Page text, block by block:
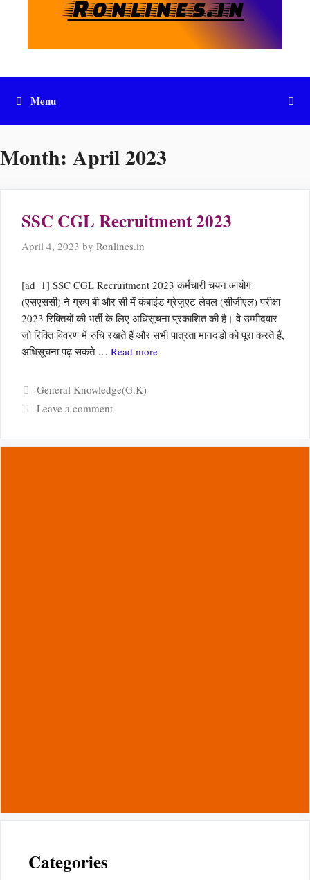
Menu
Month: April 2023
SSC CGL Recruitment 2023
April 4, 2023 by Ronlines.in
[ad_1] SSC CGL Recruitment 2023 कर्मचारी चयन आयोग
(एसएससी) ने ग्रुप बी और सी में कंबाइंड ग्रेजुएट लेवल (सीजीएल) परीक्षा
2023 रिक्तियों की भर्ती के लिए अधिसूचना प्रकाशित की है। वे उम्मीदवार
जो रिक्ति विवरण में रुचि रखते हैं और सभी पात्रता मानदंडों को पूरा करते हैं,
अधिसूचना पढ़ सकते … Read more
Categories
General Knowledge(G.K)
Leave a comment
Categories